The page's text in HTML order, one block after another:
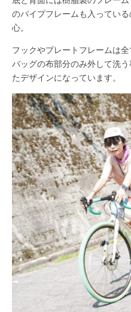
のパイプフレームも入ってい
心。
フックやプレートフレームは
バッグの布部分のみ外して洗
たデザインになっています。